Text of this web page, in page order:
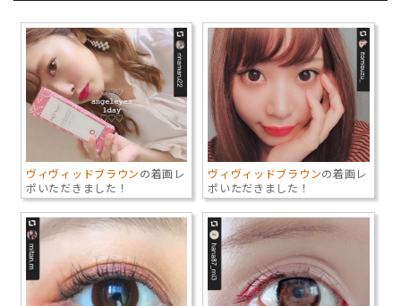
ヴィヴィッドブラウンの着画レ
ポいただきました！
ヴィヴィッドブラウンの着画レ
ポいただきました！